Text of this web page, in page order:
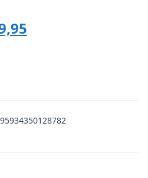
kr. 249,95.